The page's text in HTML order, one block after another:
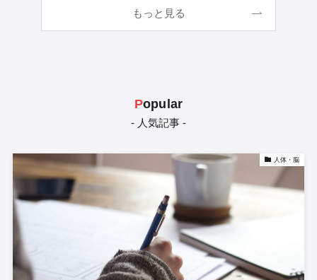
もっと見る
Popular
- 人気記事 -
人体・脳